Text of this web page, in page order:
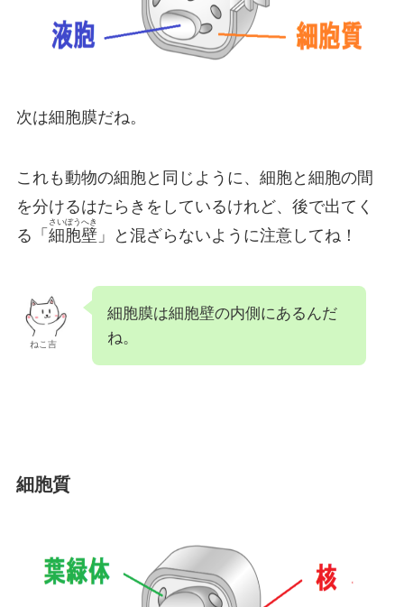
次は細胞膜だね。
これも動物の細胞と同じように、細胞と細胞の間
を分けるはたらきをしているけれど、後で出てく
る「 細胞壁
さいぼうへき
」と混ざらないように注意してね！
ねこ吉
細胞膜は細胞壁の内側にあるんだ
ね。
細胞質